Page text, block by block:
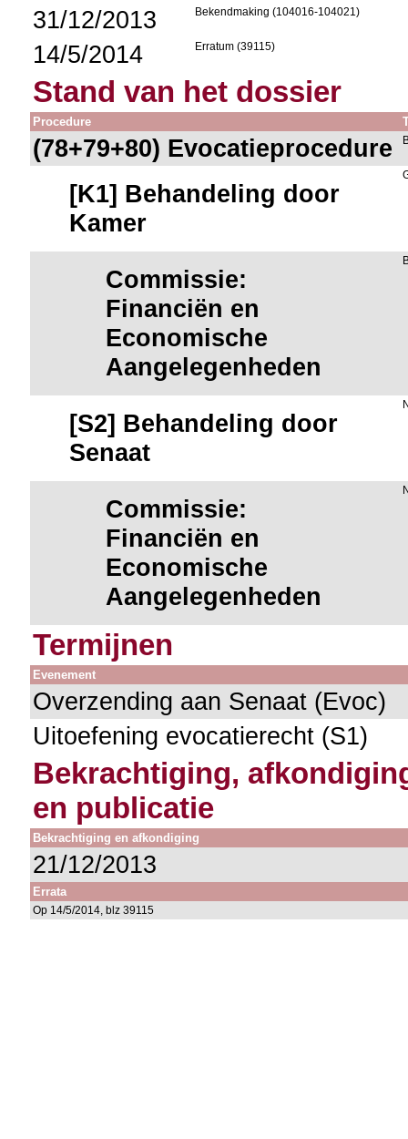
31/12/2013 Bekendmaking (104016-104021)
14/5/2014 Erratum (39115)
Stand van het dossier
Procedure
(78+79+80) Evocatieprocedure
[K1] Behandeling door
Kamer
Commissie:
Financiën en
Economische
Aangelegenheden
[S2] Behandeling door
Senaat
Commissie:
Financiën en
Economische
Aangelegenheden
Termijnen
Evenement
Overzending aan Senaat (Evoc)
Uitoefening evocatierecht (S1)
Bekrachtiging,
en publicatie
Bekrachtiging en afkondiging
21/12/2013
Errata
Op 14/5/2014, blz 39115